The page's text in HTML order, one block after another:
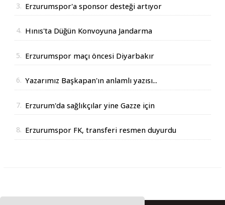
3. Erzurumspor'a sponsor desteği artıyor
4. Hınıs'ta Düğün Konvoyuna Jandarma
5. Erzurumspor maçı öncesi Diyarbakır
6. Yazarımız Başkapan'ın anlamlı yazısı...
7. Erzurum'da sağlıkçılar yine Gazze için
8. Erzurumspor FK, transferi resmen duyurdu